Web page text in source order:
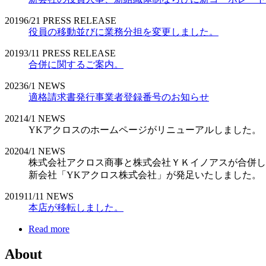
20196/21 PRESS RELEASE
役員の移動並びに業務分担を変更しました。
20193/11 PRESS RELEASE
合併に関するご案内。
20236/1 NEWS
適格請求書発行事業者登録番号のお知らせ
20214/1 NEWS
YKアクロスのホームページがリニューアルしました。
20204/1 NEWS
株式会社アクロス商事と株式会社ＹＫイノアスが合併
新会社「YKアクロス株式会社」が発足いたしました。
201911/11 NEWS
本店が移転しました。
Read more
About